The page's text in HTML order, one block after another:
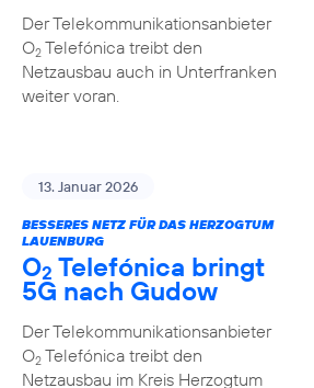
Der Telekommunikationsanbieter
O2Telefónica treibt den
Netzausbau auch in Unterfranken
weiter voran.
13. Januar 2026
BESSERES NETZ FÜR DAS HERZOGTUM
LAUENBURG
O2 Telefónica bringt
5G nach Gudow
Der Telekommunikationsanbieter
O2Telefónica treibt den
Netzausbau im Kreis Herzogtum